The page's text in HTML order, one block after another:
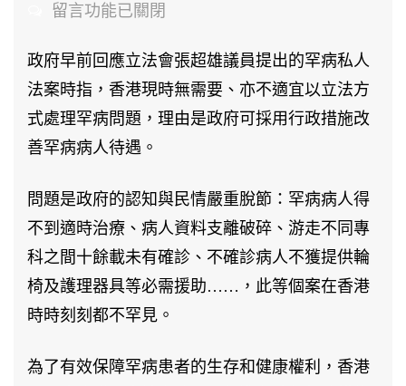
在
一
分
鐘，
支
留言功能已關閉
政府早前回應立法會張超雄議員提出的罕病私人
法案時指，香港現時無需要、亦不適宜以立法方
式處理罕病問題，理由是政府可採用行政措施改
善罕病病人待遇。
問題是政府的認知與民情嚴重脫節：罕病病人得
不到適時治療、病人資料支離破碎、游走不同專
科之間十餘載未有確診、不確診病人不獲提供輪
椅及護理器具等必需援助……，此等個案在香港
時時刻刻都不罕見。
為了有效保障罕病患者的生存和健康權利，香港